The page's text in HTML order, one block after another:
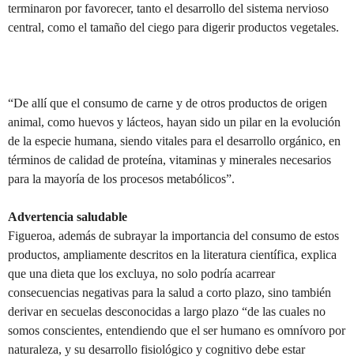
terminaron por favorecer, tanto el desarrollo del sistema nervioso
central, como el tamaño del ciego para digerir productos vegetales.
“De allí que el consumo de carne y de otros productos de origen
animal, como huevos y lácteos, hayan sido un pilar en la evolución
de la especie humana, siendo vitales para el desarrollo orgánico, en
términos de calidad de proteína, vitaminas y minerales necesarios
para la mayoría de los procesos metabólicos”.
Advertencia saludable
Figueroa, además de subrayar la importancia del consumo de estos
productos, ampliamente descritos en la literatura científica, explica
que una dieta que los excluya, no solo podría acarrear
consecuencias negativas para la salud a corto plazo, sino también
derivar en secuelas desconocidas a largo plazo “de las cuales no
somos conscientes, entendiendo que el ser humano es omnívoro por
naturaleza, y su desarrollo fisiológico y cognitivo debe estar